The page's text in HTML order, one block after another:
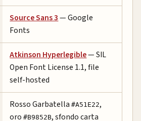
Source Sans 3— Google
Fonts
Atkinson Hyperlegible— SIL
Open Font License 1.1, file
self-hosted
Rosso Garbatella#A51E22,
oro#B9852B, sfondo carta